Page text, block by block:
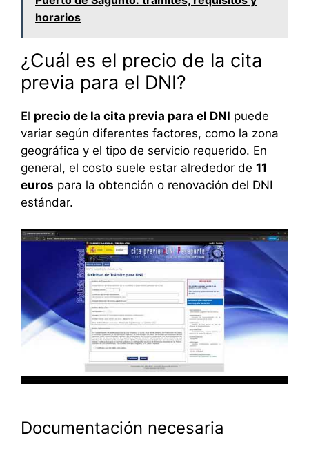
horarios
¿Cuál es el precio de la cita
previa para el DNI?
El precio de la cita previa para el DNI puede
variar según diferentes factores, como la zona
geográfica y el tipo de servicio requerido. En
general, el costo suele estar alrededor de 11
euros para la obtención o renovación del DNI
estándar.
Documentación necesaria